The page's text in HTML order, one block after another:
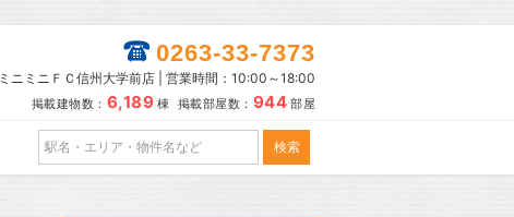
0263-33-7373
ミニミニＦＣ信州大学前店 | 営業時間：10:00～18:00
掲載建物数： 6,189 棟 掲載部屋数： 944 部屋